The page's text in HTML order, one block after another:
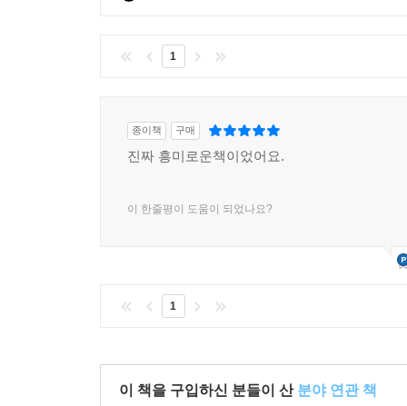
1
종이책 구매
진짜 흥미로운책이었어요.
이 한줄평이 도움이 되었나요?
1
이 책을 구입하신 분들이 산 분야 연관 책